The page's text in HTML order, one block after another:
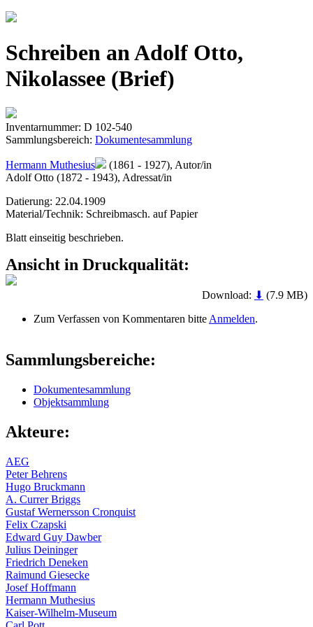
Jump to navigation
Schreiben an Adolf Otto,
Nikolassee (Brief)
Inventarnummer: D 102-540
Sammlungsbereich: Dokumentesammlung
Hermann Muthesius
(1861 - 1927), Autor/in
Adolf Otto (1872 - 1943), Adressat/in
Datierung: 22.04.1909
Material/Technik: Schreibmasch. auf Papier
Blatt einseitig beschrieben.
Ansicht in Druckqualität:
Download: ⬇ (7.9 MB)
Zum Verfassen von Kommentaren bitte Anmelden.
Sammlungsbereiche:
Dokumentesammlung
Objektsammlung
Akteure:
AEG
Peter Behrens
Hugo Bruckmann
A. Currer Briggs
Gustaf Wernersson Cronquist
Felix Czapski
Edward Guy Dawber
Julius Deininger
Friedrich Deneken
Raimund Giesecke
Josef Hoffmann
Hermann Muthesius
Kaiser-Wilhelm-Museum